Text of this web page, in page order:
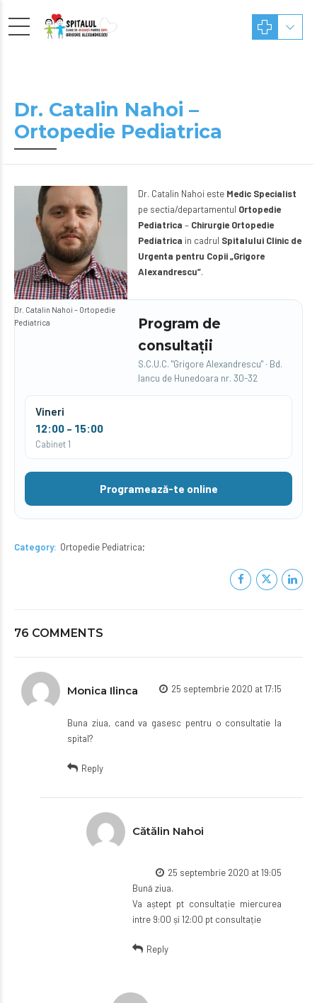
Dr. Catalin Nahoi –
Ortopedie Pediatrica
Dr. Catalin Nahoi – Ortopedie
Pediatrica
Dr. Catalin Nahoi este Medic Specialist
pe sectia/departamentul Ortopedie
Pediatrica – Chirurgie Ortopedie
Pediatrica in cadrul Spitalului Clinic de
Urgenta pentru Copii „Grigore
Alexandrescu”.
Program de
consultații
S.C.U.C. "Grigore Alexandrescu" · Bd.
Iancu de Hunedoara nr. 30-32
Vineri
12:00 – 15:00
Cabinet 1
Programează-te online
Category Ortopedie Pediatrica
76 COMMENTS
Monica Ilinca 25 septembrie 2020 at 17:15
Buna ziua, cand va gasesc pentru o consultatie la
spital?
Reply
Cătălin Nahoi
25 septembrie 2020 at 19:05
Bună ziua.
Va aștept pt consultație miercurea
intre 9:00 și 12:00 pt consultație
Reply